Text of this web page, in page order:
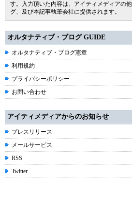
す。入力頂いた内容は、アイティメディアの
グ、及び本記事執筆会社に提供されます。
オルタナティブ・ブログ GUIDE
オルタナティブ・ブログ憲章
利用規約
プライバシーポリシー
お問い合わせ
アイティメディアからのお知らせ
プレスリリース
メールサービス
RSS
Twitter